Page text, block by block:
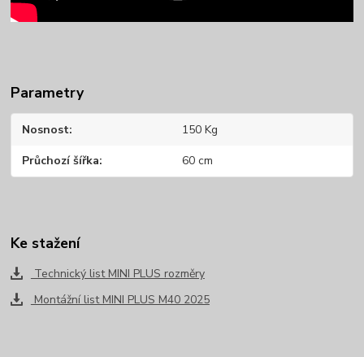
Parametry
Nosnost 150 Kg
Průchozí šířka 60 cm
Ke stažení
Technický list MINI PLUS rozměry
Montážní list MINI PLUS M40 2025